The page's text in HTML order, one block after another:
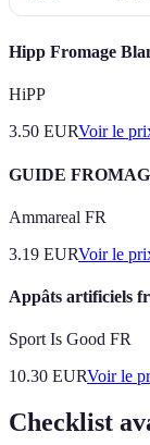
Hipp Fromage
HiPP
3.50 EURVoir le
GUIDE
Ammareal FR
3.19 EURVoir le
Appâts artificiels
Sport Is Good FR
10.30 EURVoir le
Checklist